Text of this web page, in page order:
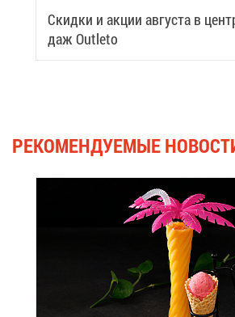
Скид­ки и ак­ции ав­гу­ста в
даж Outleto
РЕ­КО­МЕН­ДУ­Е­МЫЕ